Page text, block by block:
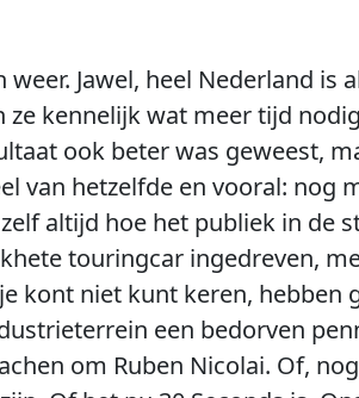
Jawel, heel Nederland is
kennelijk wat meer tijd
ook beter was geweest,
van hetzelfde en vooral: nog
altijd hoe het publiek in de
touringcar ingedreven,
kont niet kunt keren, hebben
een bedorven
om Ruben Nicolai. Of,